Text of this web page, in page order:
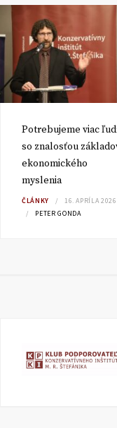
Potrebujeme viac
so znalosťou
ekonomického
myslenia
ČLÁNKY
16. APRÍLA 2026
PETER GONDA